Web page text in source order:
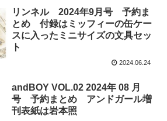
リンネル 2024年9月号 予約ま
とめ 付録はミッフィーの缶ケー
スに入ったミニサイズの文具セッ
ト
2024.06.24
andBOY VOL.02 2024年 08 月
号 予約まとめ アンドガール増
刊表紙は岩本照